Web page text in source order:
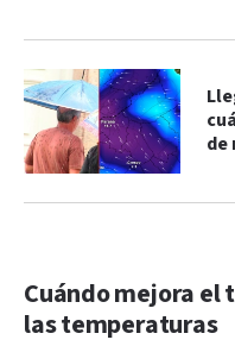
de
Cuándo mejora el
las temperaturas